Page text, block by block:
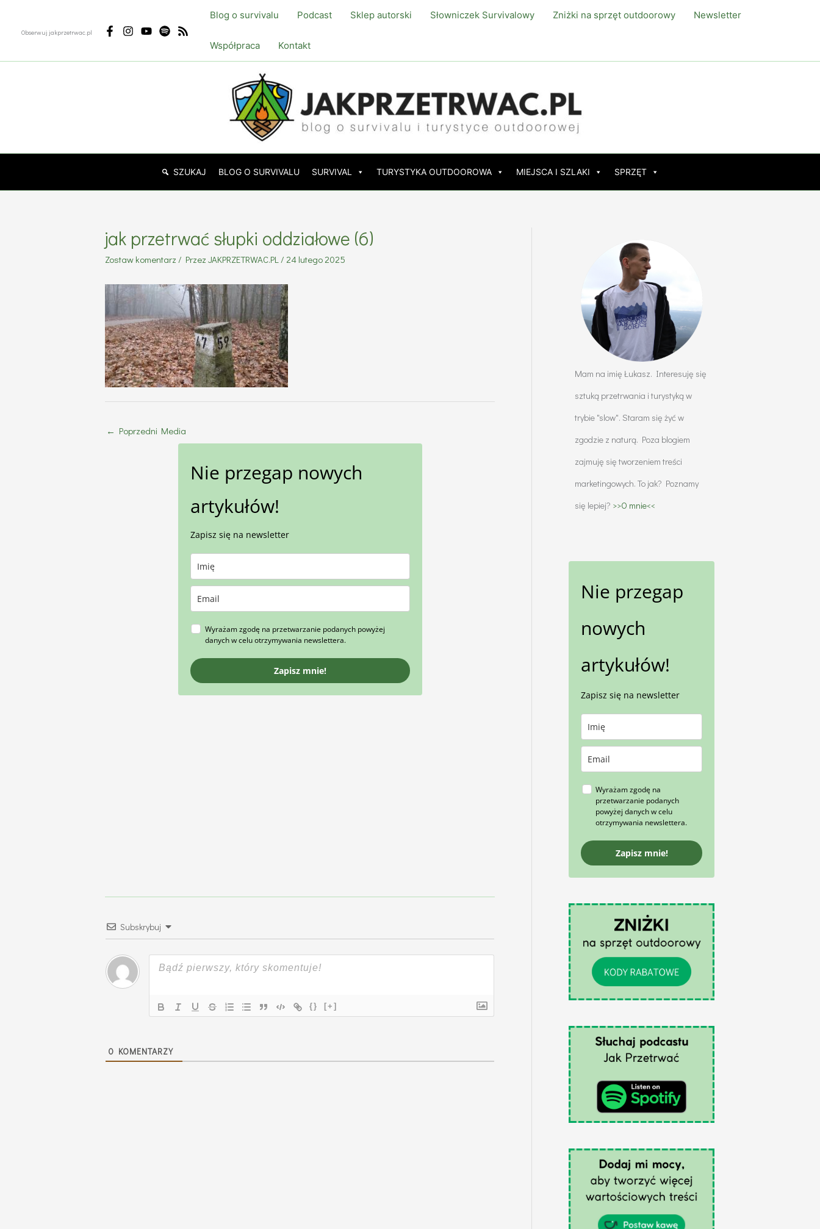
Obserwuj jakprzetrwac.pl
Blog o survivalu Podcast Sklep autorski Słowniczek Survivalowy Zniżki na sprzęt outdoorowy Newsletter
Współpraca Kontakt
BLOG O SURVIVALU SURVIVAL TURYSTYKA OUTDOOROWA MIEJSCA I SZLAKI SPRZĘT
SZUKAJ
jak przetrwać słupki oddziałowe (6)
Zostaw komentarz / Przez JAKPRZETRWAC.PL/ 24 lutego 2025
← Poprzedni Media
Nie przegap nowych
artykułów!
Zapisz się na newsletter
Wyrażam zgodę na przetwarzanie podanych powyżej
danych w celu otrzymywania newslettera.
Zapisz mnie!
Subskrybuj
{} [+]
0 KOMENTARZY
Mam na imię Łukasz. Interesuję się
sztuką przetrwania i turystyką w
trybie "slow". Staram się żyć w
zgodzie z naturą. Poza blogiem
zajmuję się tworzeniem treści
marketingowych. To jak? Poznamy
się lepiej? >>O mnie<<
Nie przegap
nowych
artykułów!
Zapisz się na newsletter
Wyrażam zgodę na
przetwarzanie podanych
powyżej danych w celu
otrzymywania newslettera.
Zapisz mnie!